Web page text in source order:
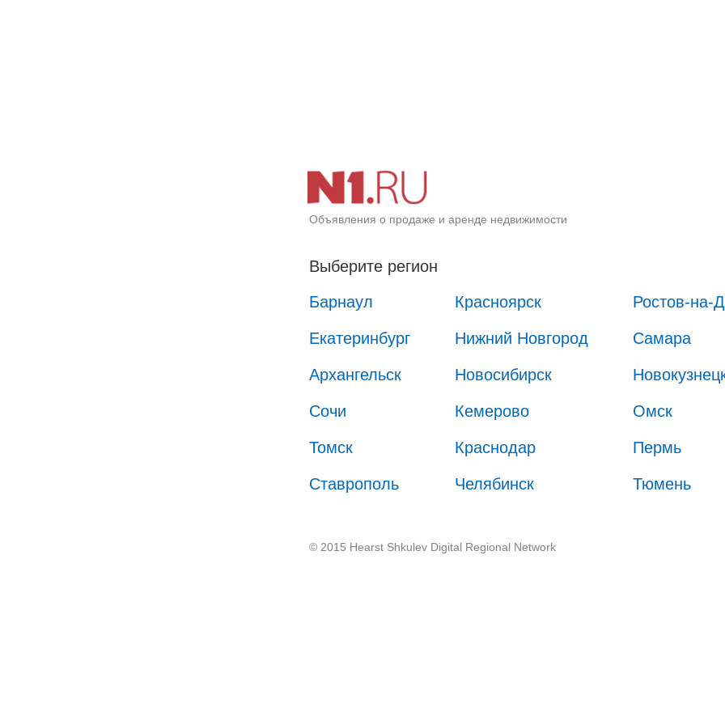
Объявления о продаже и аренде недвижимости
Выберите регион
Барнаул
Красноярск Ростов-на-
Екатеринбург Нижний Новгород Самара
Архангельск Новосибирск
Сочи Кемерово Омск
Томск Краснодар Пермь
Ставрополь Челябинск Тюмень
© 2015 Hearst Shkulev Digital Regional Network